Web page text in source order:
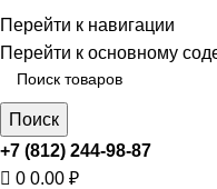
Перейти к навигации
Перейти к основному
ADD ANYTHING HERE
Поиск
+7 (812) 244-98-87
0 0.00 ₽